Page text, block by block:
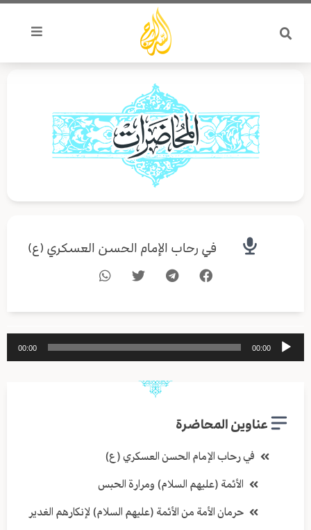
تخطي
المحتوى
في رحاب الإمام الحسن العسكري (ع)
مشغل
الصوت
00:00
00:00
عناوين المحاضرة
في رحاب الإمام الحسن العسكري (ع)
الأئمة (عليهم السلام) ومرارة الحبس
حرمان الأمة من الأئمة (عليهم السلام) لإنكارهم الغدير